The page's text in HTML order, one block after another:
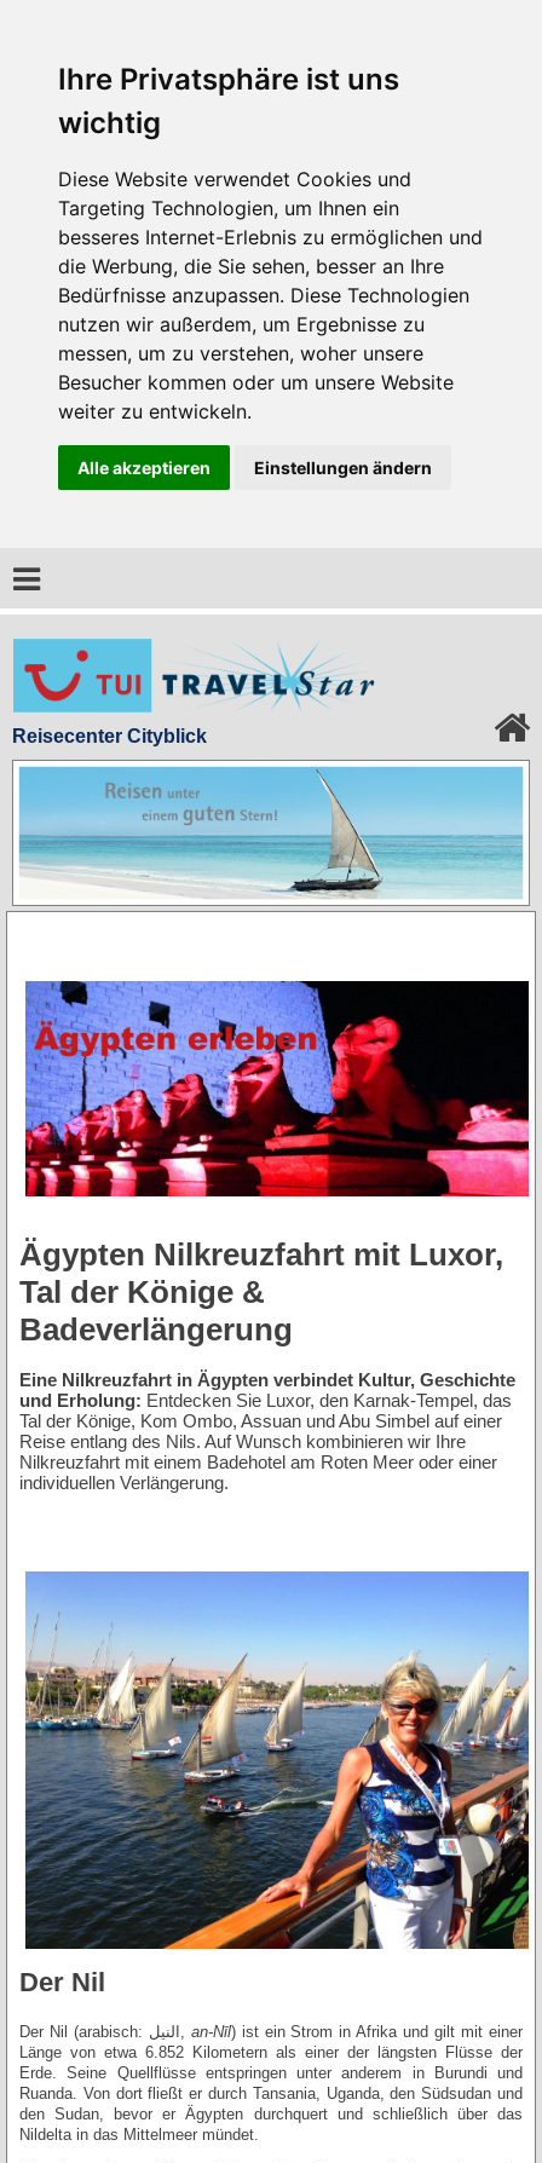
Ihre Privatsphäre ist uns
wichtig
Diese Website verwendet Cookies und
Targeting Technologien, um Ihnen ein
besseres Internet-Erlebnis zu ermöglichen und
die Werbung, die Sie sehen, besser an Ihre
Bedürfnisse anzupassen. Diese Technologien
nutzen wir außerdem, um Ergebnisse zu
messen, um zu verstehen, woher unsere
Besucher kommen oder um unsere Website
weiter zu entwickeln.
Alle akzeptieren Einstellungen ändern
Reisecenter Cityblick
Ägypten Nilkreuzfahrt mit Luxor,
Tal der Könige &
Badeverlängerung
Eine Nilkreuzfahrt in Ägypten verbindet Kultur, Geschichte
und Erholung: Entdecken Sie Luxor, den Karnak-Tempel, das
Tal der Könige, Kom Ombo, Assuan und Abu Simbel auf einer
Reise entlang des Nils. Auf Wunsch kombinieren wir Ihre
Nilkreuzfahrt mit einem Badehotel am Roten Meer oder einer
individuellen Verlängerung.
Der Nil
Der Nil (arabisch: النيل, an-Nīl) ist ein Strom in Afrika und gilt mit einer
Länge von etwa 6.852 Kilometern als einer der längsten Flüsse der
Erde. Seine Quellflüsse entspringen unter anderem in Burundi und
Ruanda. Von dort fließt er durch Tansania, Uganda, den Südsudan und
den Sudan, bevor er Ägypten durchquert und schließlich über das
Nildelta in das Mittelmeer mündet.